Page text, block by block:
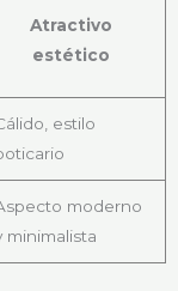
Atractivo
estético
estilo
moderno
minimalista